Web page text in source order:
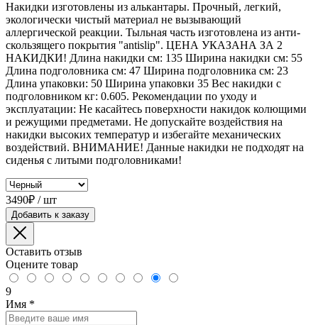
Накидки изготовлены из алькантары. Прочный, легкий,
экологически чистый материал не вызывающий
аллергической реакции. Тыльная часть изготовлена из анти-
скользящего покрытия "antislip". ЦЕНА УКАЗАНА ЗА 2
НАКИДКИ! Длина накидки см: 135 Ширина накидки см: 55
Длина подголовника см: 47 Ширина подголовника см: 23
Длина упаковки: 50 Ширина упаковки 35 Вес накидки с
подголовником кг: 0.605. Рекомендации по уходу и
эксплуатации: Не касайтесь поверхности накидок колющими
и режущими предметами. Не допускайте воздействия на
накидки высоких температур и избегайте механических
воздействий. ВНИМАНИЕ! Данные накидки не подходят на
сиденья с литыми подголовниками!
3490₽ / шт
Добавить к заказу
Оставить отзыв
Оцените товар
9
Имя *